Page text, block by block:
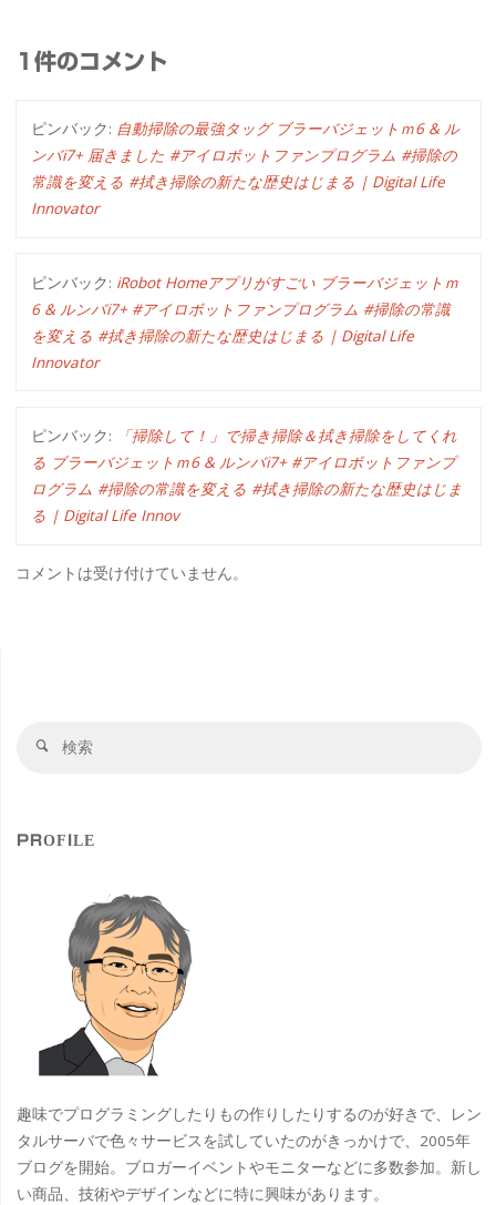
1件のコメント
ピンバック: 自動掃除の最強タッグ ブラーバジェットｍ6 & ル
ンバi7+ 届きました #アイロボットファンプログラム #掃除の
常識を変える #拭き掃除の新たな歴史はじまる | Digital Life
Innovator
ピンバック: iRobot Homeアプリがすごい ブラーバジェットｍ
6 & ルンバi7+ #アイロボットファンプログラム #掃除の常識
を変える #拭き掃除の新たな歴史はじまる | Digital Life
Innovator
ピンバック:
「掃除して！」で掃き掃除＆拭き掃除をしてくれ
る ブラーバジェットｍ6 & ルンバi7+ #アイロボットファンプ
ログラム #掃除の常識を変える #拭き掃除の新たな歴史はじま
る | Digital Life Innov
コメントは受け付けていません。
検
PROFILE
趣味でプログラミングしたりもの作りしたりするのが好きで、レン
タルサーバで色々サービスを試していたのがきっかけで、2005年
ブログを開始。ブロガーイベントやモニターなどに多数参加。新し
い商品、技術やデザインなどに特に興味があります。